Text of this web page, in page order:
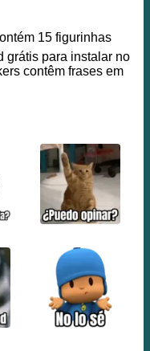
15 figurinhas
grátis para instalar no
contêm frases em